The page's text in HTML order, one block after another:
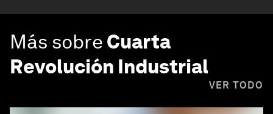
Más sobre Cuarta
Revolución Industrial
VER TODO